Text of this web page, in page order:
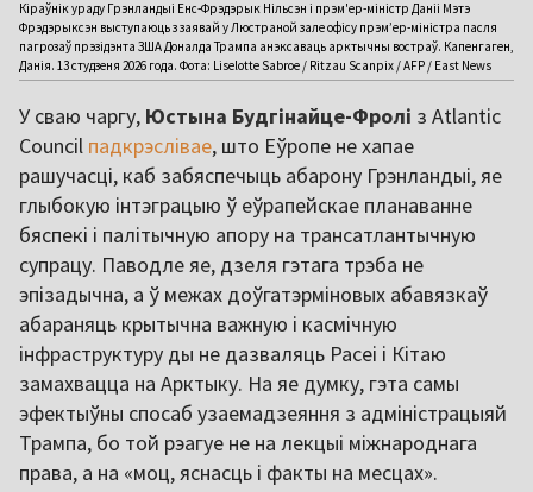
Кіраўнік ураду Грэнландыі Енс-Фрэдэрык Нільсэн і прэм'ер-міністр Даніі Мэтэ
Фрэдэрыксэн выступаюць з заявай у Люстраной зале офісу прэмʼер-міністра пасля
пагрозаў прэзідэнта ЗША Доналда Трампа анэксаваць арктычны востраў. Капенгаген,
Данія. 13 студзеня 2026 года. Фота: Liselotte Sabroe / Ritzau Scanpix / AFP / East News
У сваю чаргу, Юстына Будгінайце-Фролі з Atlantic
Council падкрэслівае, што Еўропе не хапае
рашучасці, каб забяспечыць абарону Грэнландыі, яе
глыбокую інтэграцыю ў еўрапейскае планаванне
бяспекі і палітычную апору на трансатлантычную
супрацу. Паводле яе, дзеля гэтага трэба не
эпізадычна, а ў межах доўгатэрміновых абавязкаў
абараняць крытычна важную і касмічную
інфраструктуру ды не дазваляць Расеі і Кітаю
замахвацца на Арктыку. На яе думку, гэта самы
эфектыўны спосаб узаемадзеяння з адміністрацыяй
Трампа, бо той рэагуе не на лекцыі міжнароднага
права, а на «моц, яснасць і факты на месцах».